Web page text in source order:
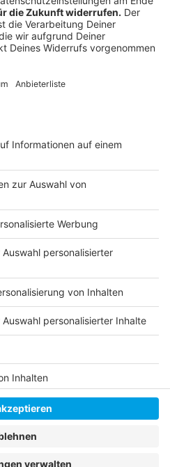
zum Problem werden.
nicht zur Arbeit.
man sich aber auch nicht.
Tage mehr für seinen
Urlaub.
eine Reise in ein
dafür kann er aber auf